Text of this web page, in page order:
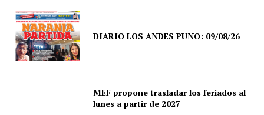
DIARIO LOS ANDES PUNO: 09/08/26
MEF propone trasladar los feriados al
lunes a partir de 2027